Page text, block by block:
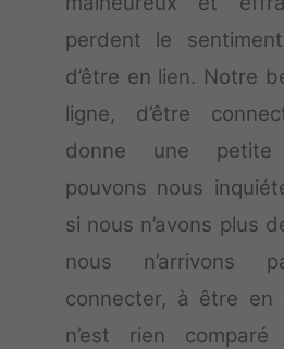
perdent le
d’être en lien. Notre
ligne, d’être
donne une
pouvons nous
si nous n’avons plus
nous n’arrivons
connecter, à être en
n’est rien